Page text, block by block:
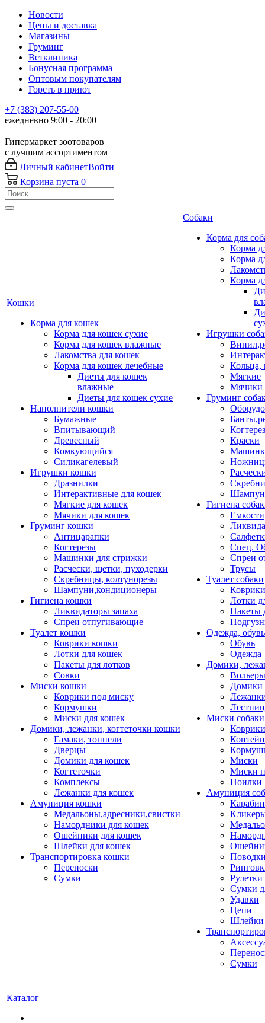
Новости
Цены и доставка
Магазины
Груминг
Ветклиника
Бонусная программа
Оптовым покупателям
Горсть в приют
+7 (383) 207-55-00
ежедневно 9:00 - 20:00
Гипермаркет зоотоваров
с лучшим ассортиментом
Личный кабинетВойти
Корзина пуста 0
Кошки
Корма для кошек
Корма для кошек сухие
Корма для кошек влажные
Лакомства для кошек
Корма для кошек лечебные
Диеты для кошек
влажные
Диеты для кошек сухие
Наполнители кошки
Бумажные
Впитывающий
Древесный
Комкующийся
Силикагелевый
Игрушки кошки
Дразнилки
Интерактивные для кошек
Мягкие для кошек
Мячики для кошек
Груминг кошки
Антицарапки
Когтерезы
Машинки для стрижки
Расчески, щетки, пуходерки
Скребницы, колтунорезы
Шампуни,кондиционеры
Гигиена кошки
Ликвидаторы запаха
Спреи отпугивающие
Туалет кошки
Коврики кошки
Лотки для кошек
Пакеты для лотков
Совки
Миски кошки
Коврики под миску
Кормушки
Миски для кошек
Домики, лежанки, когтеточки кошки
Гамаки, тоннели
Дверцы
Домики для кошек
Когтеточки
Комплексы
Лежанки для кошек
Амуниция кошки
Медальоны,адресники,свистки
Намордники для кошек
Ошейники для кошек
Шлейки для кошек
Транспортировка кошки
Переноски
Сумки
Собаки
Корма для
Корма
Корма
Корма
Игрушки
Кольца,
Мягкие
Мячики
Груминг
Краски
Гигиена
Емкости
Спец.
Спреи
Трусы
Туалет собаки
Коврики
Лотки
Пакеты
Одежда, обувь
Обувь
Одежда
Домики,
Домики
Миски собаки
Миски
Миски
Поилки
Амуниция
Рулетки
Сумки
Удавки
Цепи
Шлейки
Сумки
Каталог